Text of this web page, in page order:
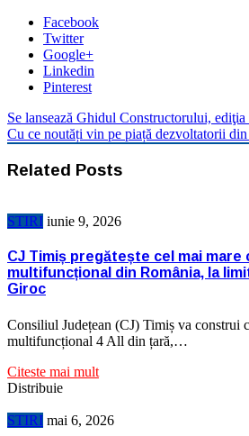
Facebook
Twitter
Google+
Linkedin
Pinterest
Se lansează Ghidul Constructorului, ediţia
Cu ce noutăți vin pe piață dezvoltatorii
Related Posts
STIRI iunie 9, 2026
CJ Timiș pregătește cel mai
multifuncțional din România, la
Giroc
Consiliul Județean (CJ) Timiș va construi
multifuncțional 4 All din țară,…
Citeste mai mult
Distribuie
STIRI mai 6, 2026